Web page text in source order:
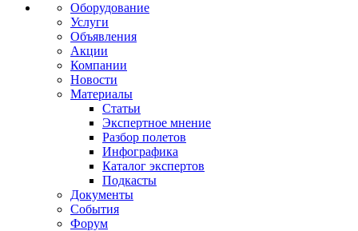
Оборудование
Услуги
Объявления
Акции
Компании
Новости
Материалы
Статьи
Экспертное мнение
Разбор полетов
Инфографика
Каталог экспертов
Подкасты
Документы
События
Форум